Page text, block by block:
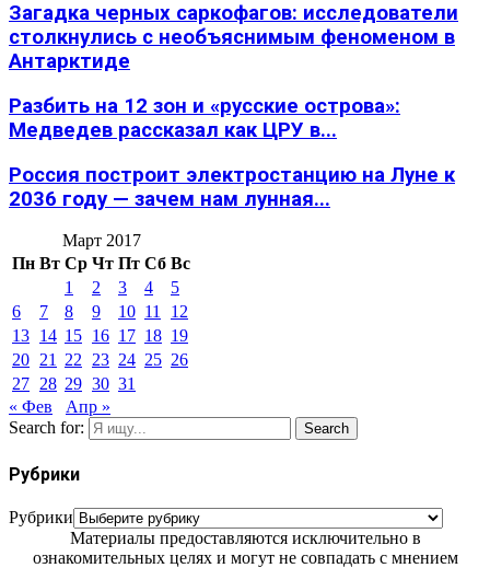
Загадка черных саркофагов: исследователи
столкнулись с необъяснимым феноменом в
Антарктиде
Разбить на 12 зон и «русские острова»:
Медведев рассказал как ЦРУ в...
Россия построит электростанцию на Луне к
2036 году — зачем нам лунная...
Март 2017
Пн Вт Ср Чт Пт Сб Вс
1
2 3 4
5
6
7 8 9 10 11
12
13 14 15 16 17 18 19
20 21 22 23 24 25 26
27 28 29 30 31
« Фев
Апр »
Search for:
Search
Рубрики
Рубрики
Материалы предоставляются исключительно в
ознакомительных целях и могут не совпадать с мнением